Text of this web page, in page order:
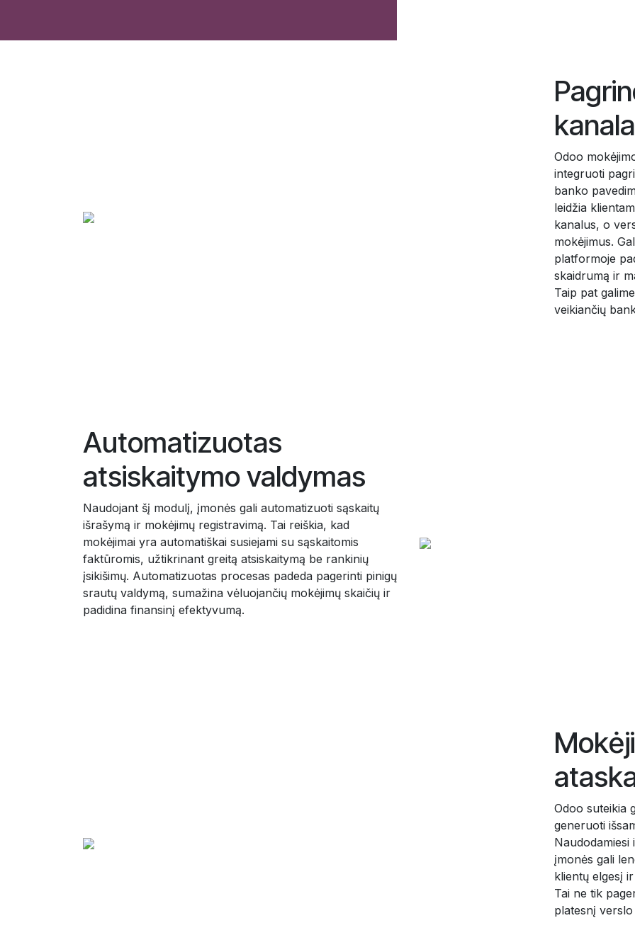
Odoo
integruoti
banko
leidžia
kanalus, o
mokėjimus.
platformoje
skaidrumą ir
Taip pat
veikiančių
Automatizuotas
atsiskaitymo valdymas
Naudojant šį modulį, įmonės gali automatizuoti sąskaitų
išrašymą ir mokėjimų registravimą. Tai reiškia, kad
mokėjimai yra automatiškai susiejami su sąskaitomis
faktūromis, užtikrinant greitą atsiskaitymą be rankinių
įsikišimų. Automatizuotas procesas padeda pagerinti pinigų
srautų valdymą, sumažina vėluojančių mokėjimų skaičių ir
padidina finansinį efektyvumą.
Odoo suteikia
generuoti
Naudodamiesi
įmonės gali
klientų elgesį
Tai ne tik
platesnį